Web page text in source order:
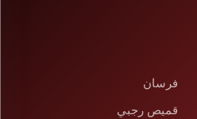
فرسان
قميص رجبي